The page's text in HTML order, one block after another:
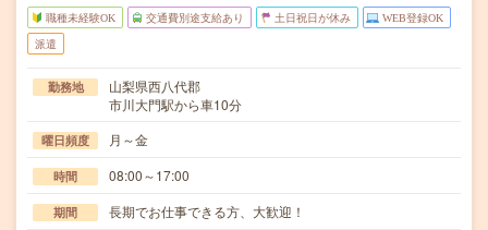
職種未経験OK 交通費別途支給あり 土日祝日が休み WEB登録OK
派遣
勤務地
山梨県西八代郡
市川大門駅から車10分
曜日頻度 月～金
時間 08:00～17:00
期間 長期でお仕事できる方、大歓迎！